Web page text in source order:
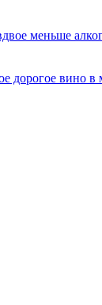
меньше
дорогое вино в